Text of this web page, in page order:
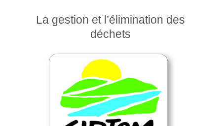
La gestion et l’élimination des
déchets